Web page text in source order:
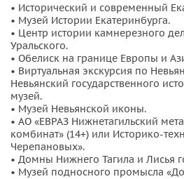
архитектуры. Угол наклона
чем у Пизанской.
•Посетить Музей Невьянской
ознакомиться с необыкновенным
феноменом Уральского региона —
иконописи.
деревня Верхние Таволги
По дороге в д. Верхние Таволги
экскурсия с обзоромЦеркви
• Исторический и современный
• Музей Истории Екатеринбурга.
• Центр истории камнерезного
Уральского.
• Обелиск на границе Европы и
• Виртуальная экскурсия по
Невьянский государственного
музей.
• Музей Невьянской иконы.
• АО «ЕВРАЗ Нижнетагильский
комбинат» (14+) или Историко-
Черепановых».
• Домны Нижнего Тагила и Лисья
• Музей подносного промысла